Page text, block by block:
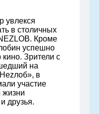
увлекся
в столичных
Кроме
успешно
кино. Зрители с
на
в
участие
жизни
друзья.